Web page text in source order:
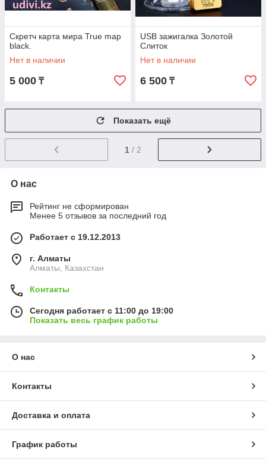
Скретч карта мира True map
black.
Нет в наличии
5 000 ₸
USB зажигалка Золотой
Слиток
Нет в наличии
6 500 ₸
Показать ещё
1 / 2
О нас
Рейтинг не сформирован
Менее 5 отзывов за последний год
Работает с 19.12.2013
г. Алматы
Алматы, Казахстан
Контакты
Сегодня работает с 11:00 до 19:00
Показать весь график работы
О нас
Контакты
Доставка и оплата
График работы